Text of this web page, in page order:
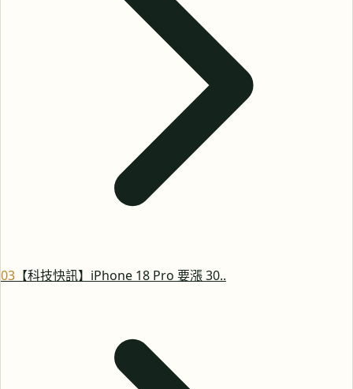
03 【科技快訊】iPhone 18 Pro 要漲 30..